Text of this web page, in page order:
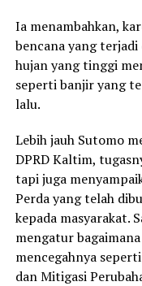
Ia menambahkan,
bencana yang
hujan yang tinggi
seperti banjir yang
lalu.
Lebih jauh Sutomo
DPRD Kaltim,
tapi juga
Perda yang telah
kepada masyarakat.
mengatur
mencegahnya
dan Mitigasi